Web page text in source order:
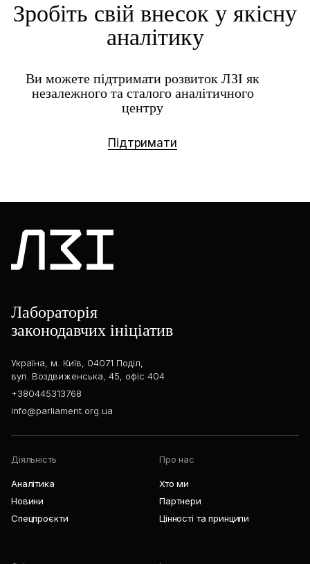
Зробіть свій внесок у якісну
аналітику
Ви можете підтримати розвиток ЛЗІ як
незалежного та сталого аналітичного
центру
Підтримати
Лабораторія
законодавчих ініціатив
Україна, м. Київ, 04071 Поділ,
вул. Воздвиженська, 45, офіс 404
+380445313768
info@parliament.org.ua
Діяльність
Аналітика
Новини
Спецпроєкти
Про нас
Хто ми
Партнери
Цінності та принципи